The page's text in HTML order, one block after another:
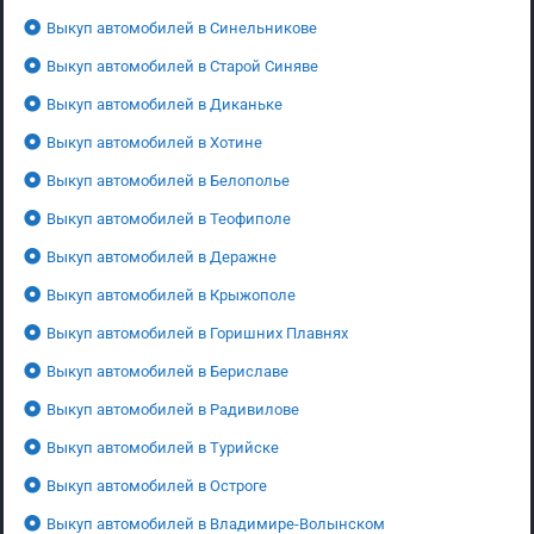
Выкуп автомобилей в Синельникове
Выкуп автомобилей в Старой Синяве
Выкуп автомобилей в Диканьке
Выкуп автомобилей в Хотине
Выкуп автомобилей в Белополье
Выкуп автомобилей в Теофиполе
Выкуп автомобилей в Деражне
Выкуп автомобилей в Крыжополе
Выкуп автомобилей в Горишних Плавнях
Выкуп автомобилей в Бериславе
Выкуп автомобилей в Радивилове
Выкуп автомобилей в Турийске
Выкуп автомобилей в Остроге
Выкуп автомобилей в Владимире-Волынском